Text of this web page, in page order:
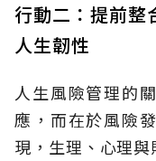
行動二：提前整
人生韌性
人生風險管理的
應，而在於風險
現，生理、心理